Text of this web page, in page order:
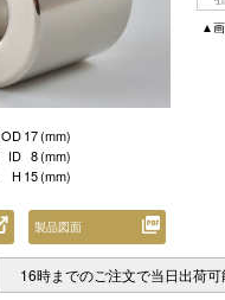
▲
OD 17(mm)
ID 8(mm)
H 15(mm)
製品図面
16時までのご注文で当日出荷可